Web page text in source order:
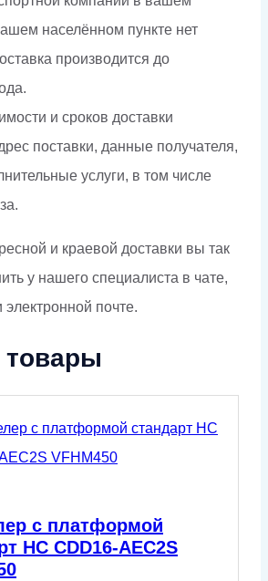
населённом пункте нет
производится до
и сроков доставки
поставки, данные получателя,
услуги, в том числе
и краевой доставки вы так
у нашего специалиста в чате,
почте.
с платформой
HC CDD16-AEC2S